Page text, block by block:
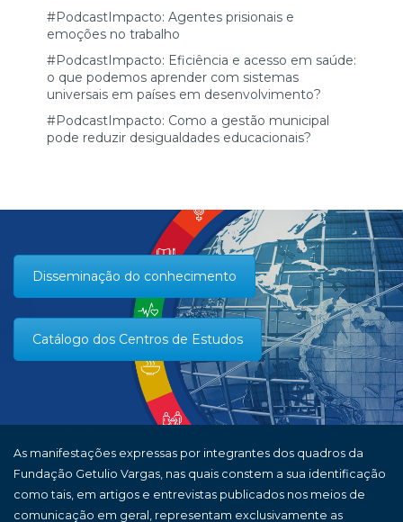
#PodcastImpacto: Agentes prisionais e
emoções no trabalho
#PodcastImpacto: Eficiência e acesso em saúde:
o que podemos aprender com sistemas
universais em países em desenvolvimento?
#PodcastImpacto: Como a gestão municipal
pode reduzir desigualdades educacionais?
Disseminação do conhecimento
Catálogo dos Centros de Estudos
As manifestações expressas por integrantes dos quadros da
Fundação Getulio Vargas, nas quais constem a sua identificação
como tais, em artigos e entrevistas publicados nos meios de
comunicação em geral, representam exclusivamente as